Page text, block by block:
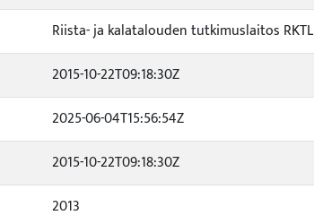
Riista- ja kalatalouden tutkimuslaitos RKTL
2015-10-22T09:18:30Z
2025-06-04T15:56:54Z
2015-10-22T09:18:30Z
2013